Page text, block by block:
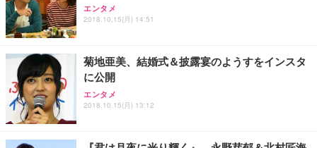
エンタメ
2018.10.15(月) 14:51
菊地亜美、結婚式＆披露宴のようすをインスタ
に公開
エンタメ
2018.10.15(月) 13:12